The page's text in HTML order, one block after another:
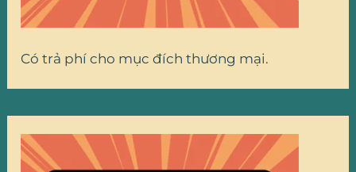
Có trả phí cho mục đích thương mại.